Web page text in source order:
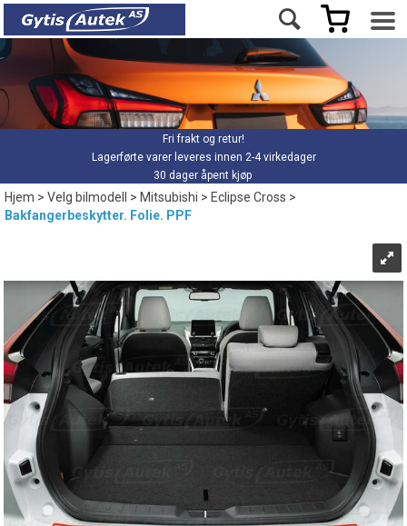
Fri frakt og retur!
Lagerførte varer leveres innen 2-4 virkedager
30 dager åpent kjøp
Hjem>Velg bilmodell >Mitsubishi>Eclipse Cross>
Bakfangerbeskytter. Folie. PPF